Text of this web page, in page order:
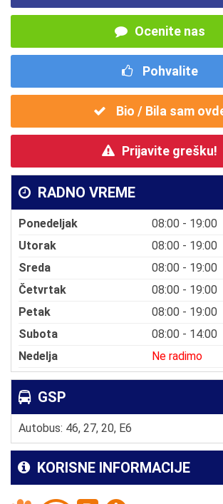
Ocenite nas
Pohvalite
Bio / Bila sam
Prijavite grešku!
RADNO VREME
Ponedeljak
08:00 - 19:00
Utorak
08:00 - 19:00
Sreda
08:00 - 19:00
Četvrtak
08:00 - 19:00
Petak
08:00 - 19:00
Subota
08:00 - 14:00
Nedelja
Ne radimo
GSP
Autobus: 46, 27, 20, E6
KORISNE INFORMACIJE